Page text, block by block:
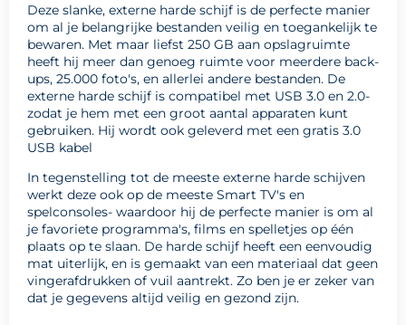
Deze slanke, externe harde schijf is de perfecte manier
om al je belangrijke bestanden veilig en toegankelijk te
bewaren. Met maar liefst 250 GB aan opslagruimte
heeft hij meer dan genoeg ruimte voor meerdere back-
ups, 25.000 foto's, en allerlei andere bestanden. De
externe harde schijf is compatibel met USB 3.0 en 2.0-
zodat je hem met een groot aantal apparaten kunt
gebruiken. Hij wordt ook geleverd met een gratis 3.0
USB kabel
In tegenstelling tot de meeste externe harde schijven
werkt deze ook op de meeste Smart TV's en
spelconsoles- waardoor hij de perfecte manier is om al
je favoriete programma's, films en spelletjes op één
plaats op te slaan. De harde schijf heeft een eenvoudig
mat uiterlijk, en is gemaakt van een materiaal dat geen
vingerafdrukken of vuil aantrekt. Zo ben je er zeker van
dat je gegevens altijd veilig en gezond zijn.